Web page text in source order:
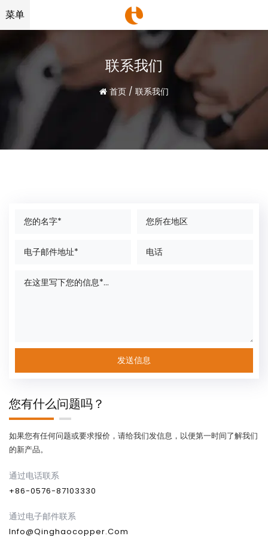
菜单
联系我们
首页 / 联系我们
您有什么问题吗？
如果您有任何问题或要求报价，请给我们发信息，以便第一时间了解我们
的新产品。
通过电话联系
+86-0576-87103330
通过电子邮件联系
Info@qinghaocopper.com